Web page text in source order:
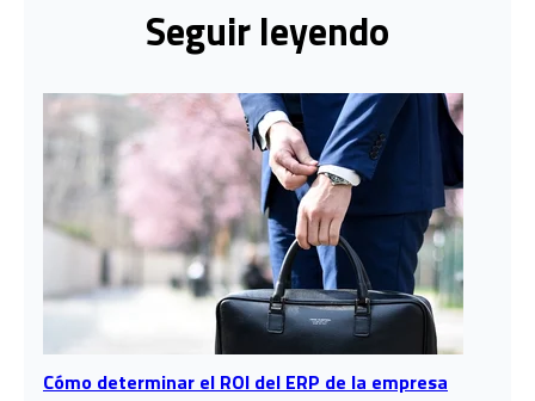
Seguir leyendo
Cómo determinar el ROI del ERP de la empresa